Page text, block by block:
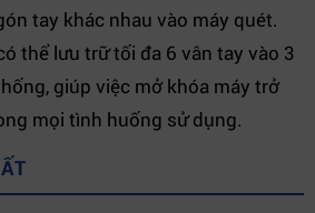
tay khác nhau vào máy quét.
thể lưu trữ tối đa 6 vân tay vào 3
giúp việc mở khóa máy trở
mọi tình huống sử dụng.